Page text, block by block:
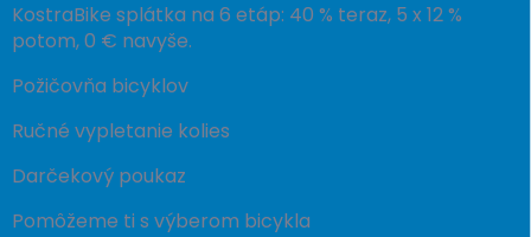
KostraBike splátka na 6 etáp: 40 % teraz, 5 x 12 %
potom, 0 € navyše.
Požičovňa bicyklov
Ručné vypletanie kolies
Darčekový poukaz
Pomôžeme ti s výberom bicykla